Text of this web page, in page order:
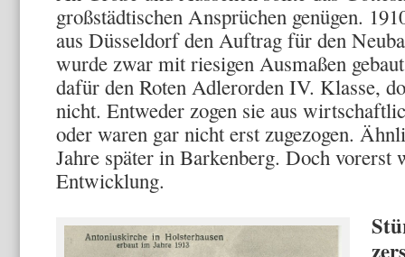
großstädtischen Ansprüchen genügen.
aus Düsseldorf den Auftrag für den
wurde zwar mit riesigen Ausmaßen
dafür den Roten Adlerorden IV. Klasse,
nicht. Entweder zogen sie aus
oder waren gar nicht erst zugezogen.
Jahre später in Barkenberg. Doch vorerst
Entwicklung.